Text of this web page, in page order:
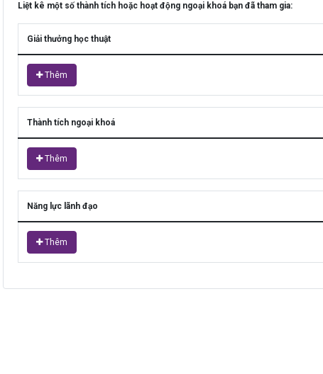
Liệt kê một số thành tích hoặc hoạt động ngoại khoá bạn đã tham gia:
Giải thưởng học thuật
Thêm
Thành tích ngoại khoá
Thêm
Năng lực lãnh đạo
Thêm